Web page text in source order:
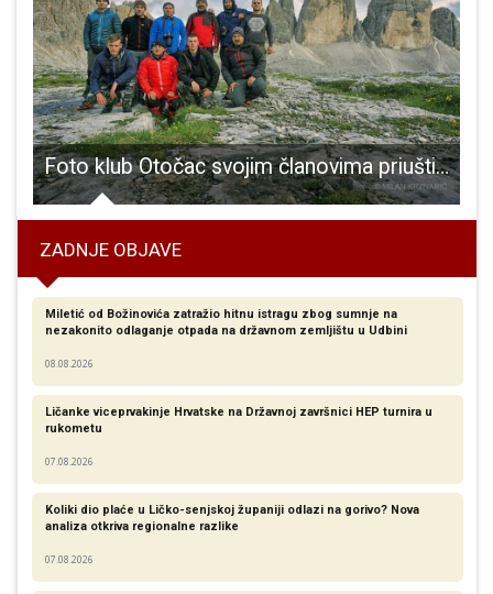
Foto klub Otočac svojim članovima priuštio izlet iz snova
ZADNJE OBJAVE
Miletić od Božinovića zatražio hitnu istragu zbog sumnje na
nezakonito odlaganje otpada na državnom zemljištu u Udbini
08.08.2026
Ličanke viceprvakinje Hrvatske na Državnoj završnici HEP turnira u
rukometu
07.08.2026
Koliki dio plaće u Ličko-senjskoj županiji odlazi na gorivo? Nova
analiza otkriva regionalne razlike​
07.08.2026